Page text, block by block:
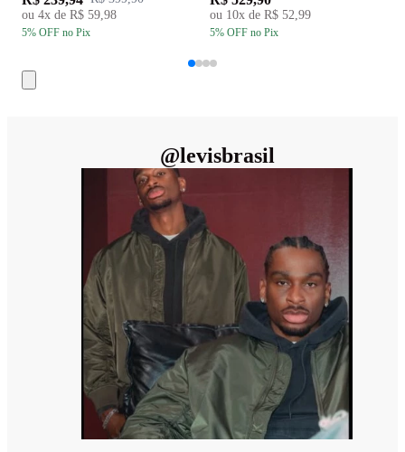
ou 4x de R$ 59,98
5% OFF no Pix
ou 10x de R$ 52,99
5% OFF no Pix
@levisbrasil